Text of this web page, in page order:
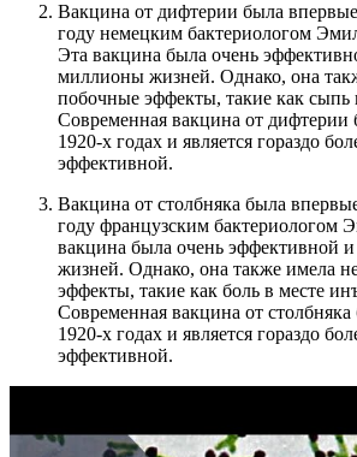
Вакцина от дифтерии была впервые
году немецким бактериологом
Эта вакцина была очень
миллионы жизней. Однако, она
побочные эффекты, такие как сыпь
Современная вакцина от дифтерии
1920-х годах и является гораздо
эффективной.
Вакцина от столбняка была
году французским бактериологом
вакцина была очень эффективной
жизней. Однако, она также имела
эффекты, такие как боль в месте
Современная вакцина от столбняка
1920-х годах и является гораздо
эффективной.